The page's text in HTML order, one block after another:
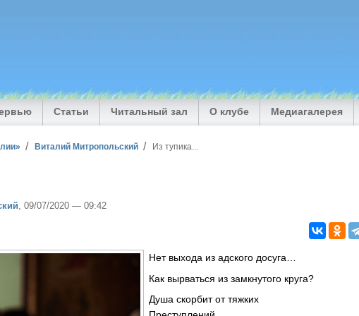
Статьи Читальный зал О клубе Медиагалерея
Виталий Митропольский Из тупика...
, 09/07/2020 — 09:42
Нет выхода из адского досуга…
Как вырваться из замкнутого круга?
Душа скорбит от тяжких